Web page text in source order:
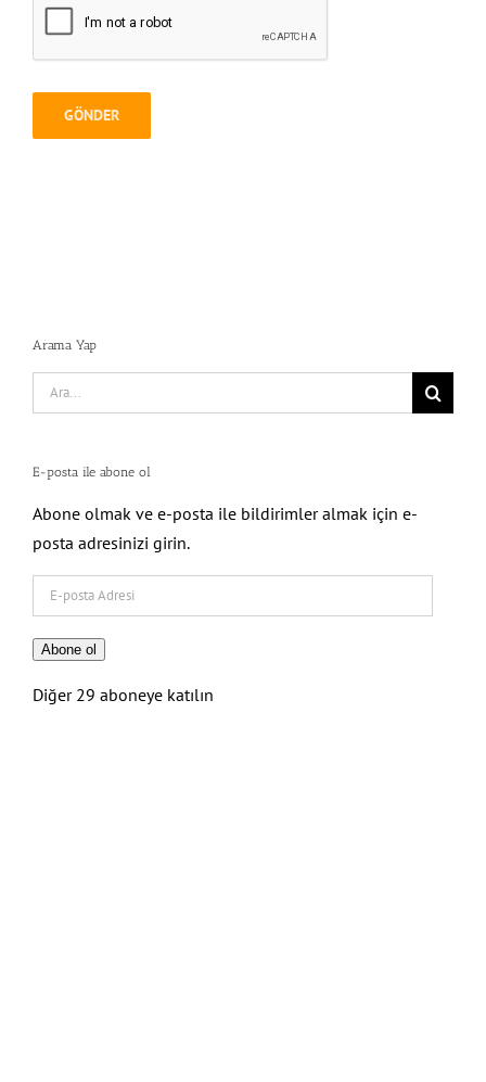
Arama Yap
Search
for:
E-posta ile abone ol
Abone olmak ve e-posta ile bildirimler almak için e-
posta adresinizi girin.
posta
Adresi
Abone ol
Diğer 29 aboneye katılın